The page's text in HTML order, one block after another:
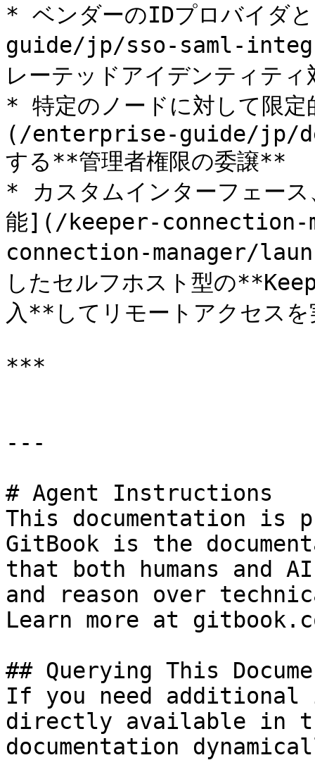
* ベンダーのIDプロバイ
guide/jp/sso-saml-
レーテッドアイデンティテ
* 特定のノードに対して限
(/enterprise-guide/jp/
する**管理者権限の委譲**
* カスタムインターフェー
能](/keeper-
connection-manager/
したセルフホスト型の
入**してリモートアクセスを
***
---
# Agent Instructions
This documentation is
GitBook is the
that both humans and
and reason over
Learn more at
## Querying This
If you need
directly available in
documentation